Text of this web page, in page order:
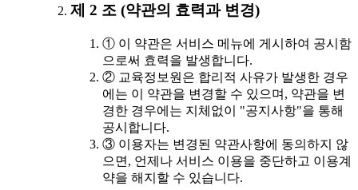
제 2 조 (약관의 효력과 변경)
① 이 약관은 서비스 메뉴에 게시하여 공시함
으로써 효력을 발생합니다.
② 교육정보원은 합리적 사유가 발생한 경우
에는 이 약관을 변경할 수 있으며, 약관을 변
경한 경우에는 지체없이 "공지사항"을 통해
공시합니다.
③ 이용자는 변경된 약관사항에 동의하지 않
으면, 언제나 서비스 이용을 중단하고 이용계
약을 해지할 수 있습니다.